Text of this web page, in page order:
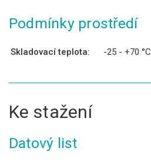
Podmínky prostředí
Skladovací teplota: -25 - +70 °C
Ke stažení
Datový list